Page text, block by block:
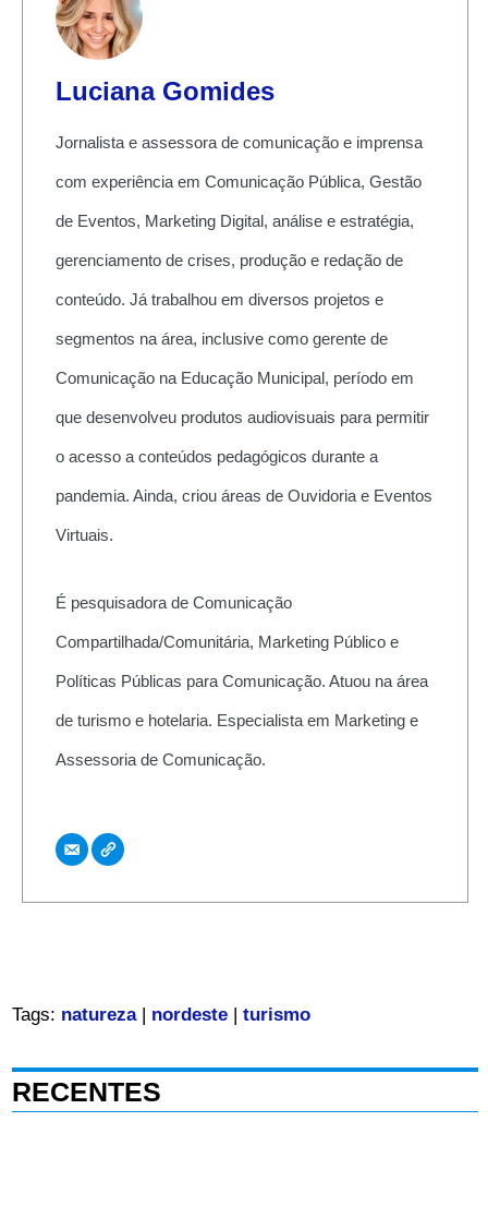
Luciana Gomides
Jornalista e assessora de comunicação e imprensa
com experiência em Comunicação Pública, Gestão
de Eventos, Marketing Digital, análise e estratégia,
gerenciamento de crises, produção e redação de
conteúdo. Já trabalhou em diversos projetos e
segmentos na área, inclusive como gerente de
Comunicação na Educação Municipal, período em
que desenvolveu produtos audiovisuais para permitir
o acesso a conteúdos pedagógicos durante a
pandemia. Ainda, criou áreas de Ouvidoria e Eventos
Virtuais.
É pesquisadora de Comunicação
Compartilhada/Comunitária, Marketing Público e
Políticas Públicas para Comunicação. Atuou na área
de turismo e hotelaria. Especialista em Marketing e
Assessoria de Comunicação.
Tags: natureza| nordeste| turismo
RECENTES